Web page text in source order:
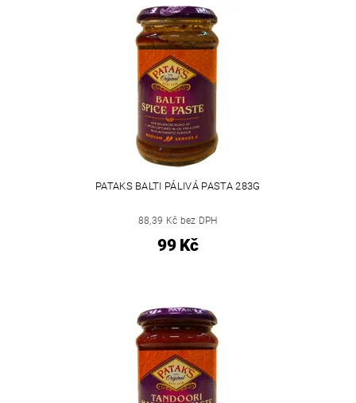
PATAKS BALTI PÁLIVÁ PASTA 283G
88,39 Kč bez DPH
99 Kč